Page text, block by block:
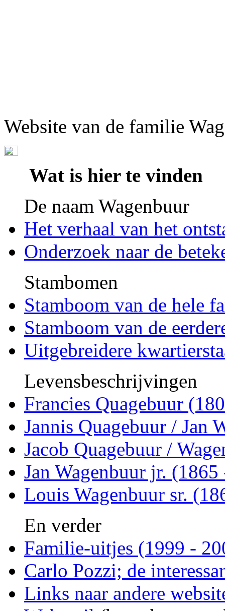
Website van de familie
Wat is hier te vinden
De naam Wagenbuur
Het verhaal van het
Onderzoek naar de
Stambomen
Stamboom van de hele
Stamboom van de
Uitgebreidere
Levensbeschrijvingen
Francies Quagebuur
Jannis Quagebuur / Jan
Jacob Quagebuur /
Jan Wagenbuur jr.
Louis Wagenbuur sr.
En verder
Familie-uitjes (1999 -
Carlo Pozzi; de
Links naar andere